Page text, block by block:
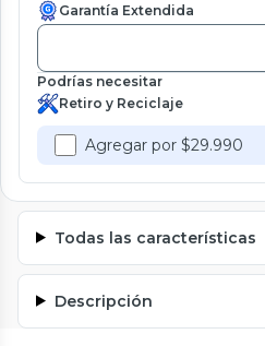
Garantía Extendida
Podrías necesitar
Retiro y Reciclaje
Agregar por $29.990
Todas las características
Descripción